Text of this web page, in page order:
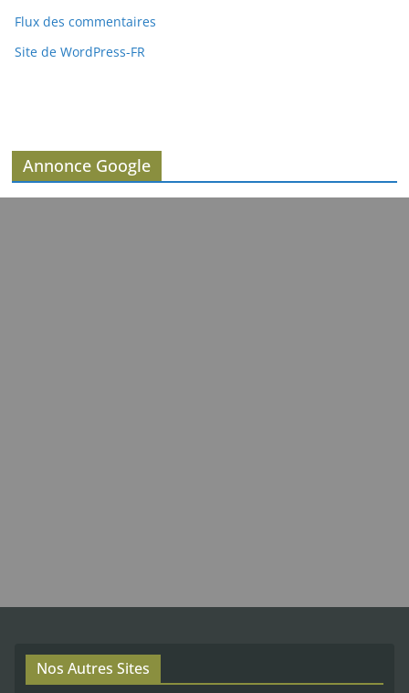
Flux des commentaires
Site de WordPress-FR
Annonce Google
Nos Autres Sites